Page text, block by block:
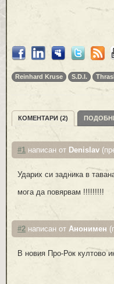
Reinhard Kruse S.D.I.
КОМЕНТАРИ (2)
#1 написан от Denislav
Ударих си задника в
мога да повярвам !!!!!!!!!
#2 написан от Анонимен
В новия Про-Рок култово